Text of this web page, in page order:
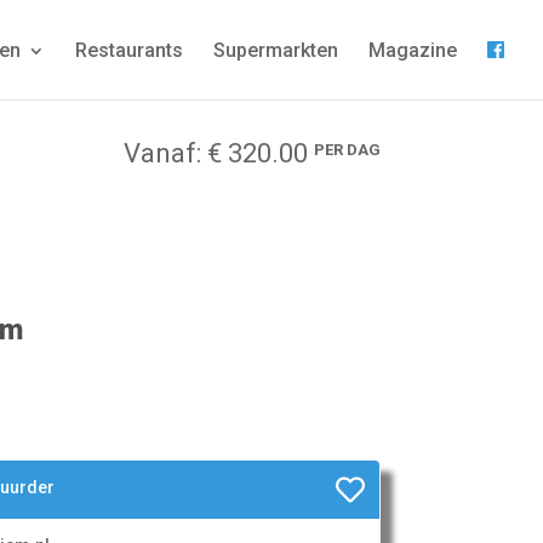
Restaurants Supermarkten Magazine
Vanaf: € 320.00 PER DAG